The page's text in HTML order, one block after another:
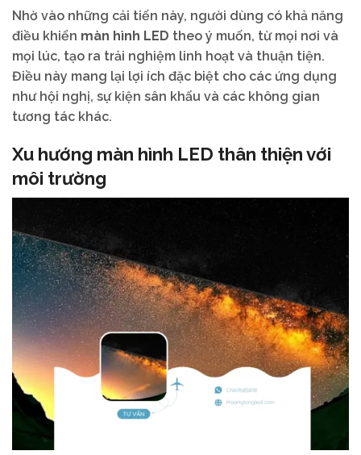
Nhờ vào những cải tiến này, người dùng có khả năng
điều khiển màn hình LED theo ý muốn, từ mọi nơi và
mọi lúc, tạo ra trải nghiệm linh hoạt và thuận tiện.
Điều này mang lại lợi ích đặc biệt cho các ứng dụng
như hội nghị, sự kiện sân khấu và các không gian
tương tác khác.
Xu hướng màn hình LED thân thiện với
môi trường